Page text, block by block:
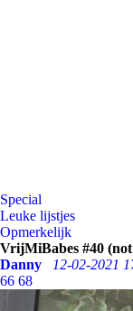
Special
Leuke lijstjes
Opmerkelijk
VrijMiBabes #40
Danny
12-02-2021
66 68